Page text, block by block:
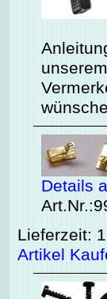
Details
Lieferzeit:
Artikel